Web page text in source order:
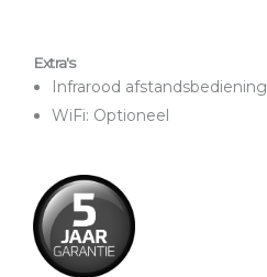
Extra's
Infrarood afstandsbediening
WiFi: Optioneel